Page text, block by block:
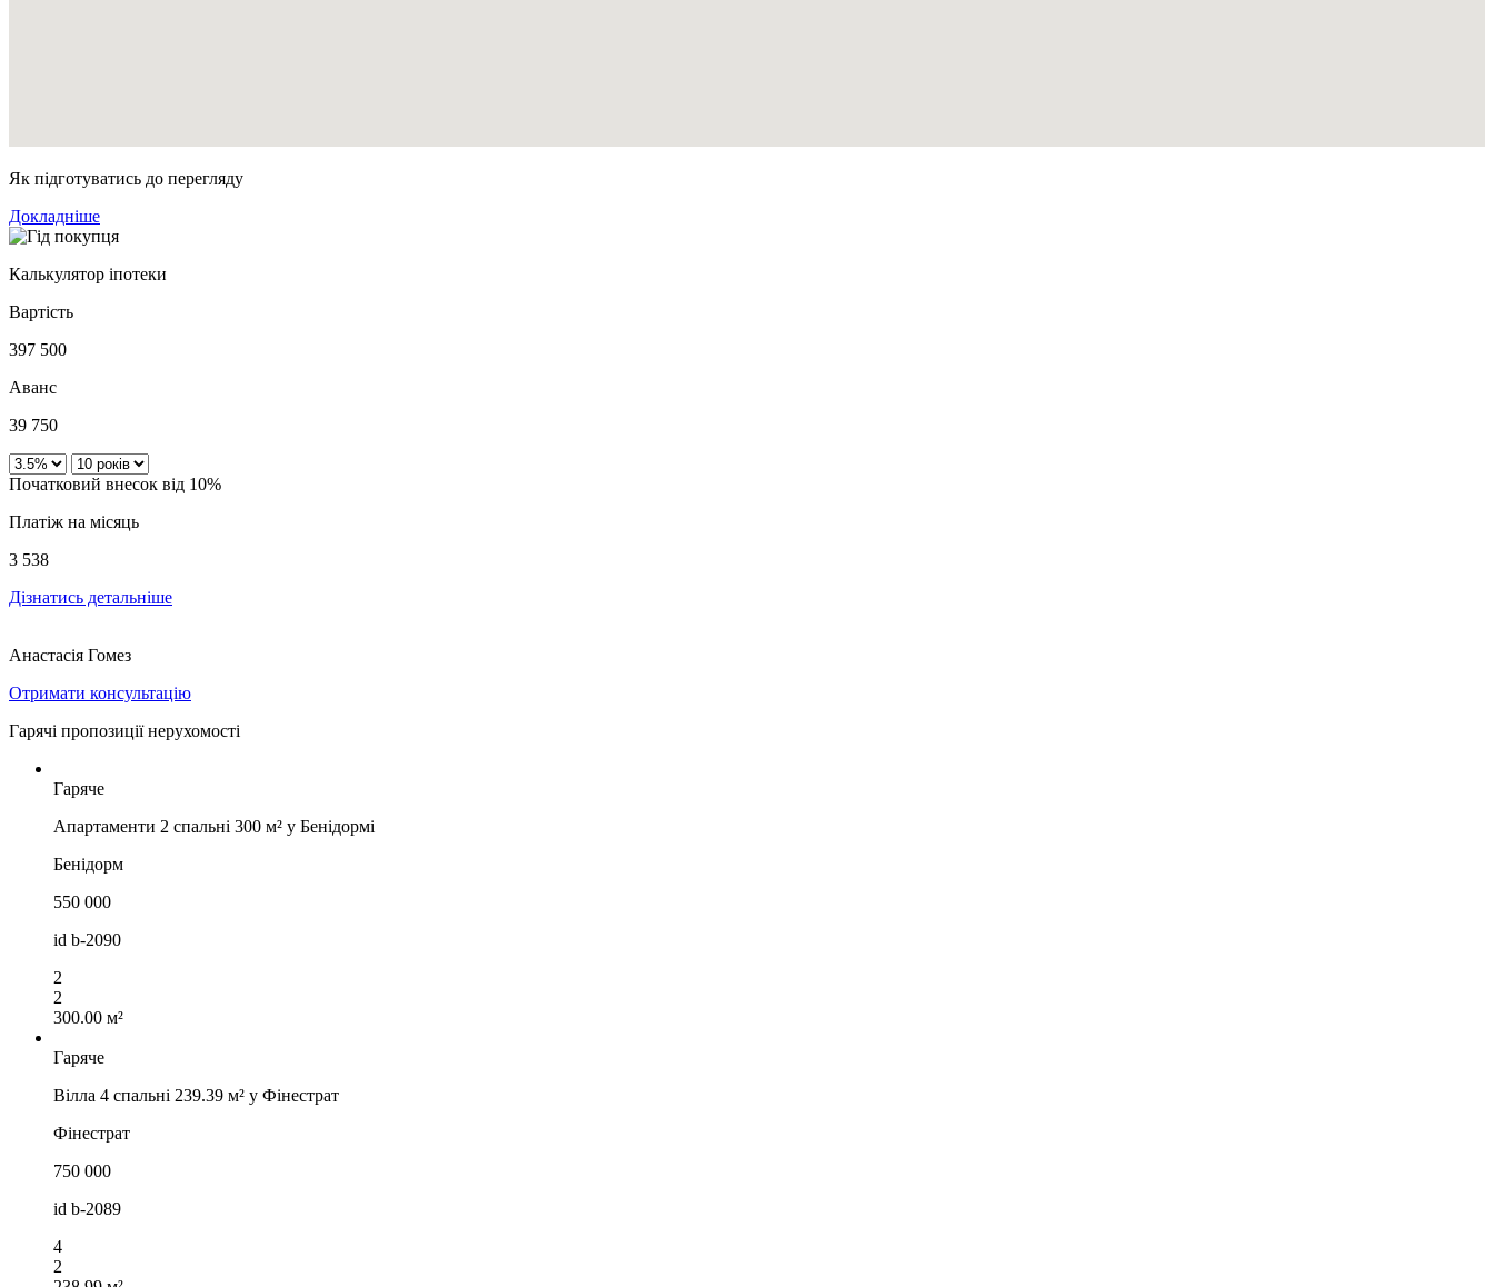
Як підготуватись до перегляду
Докладніше
Калькулятор іпотеки
Вартість
397 500
Аванс
39 750
Початковий внесок від 10%
Платіж на місяць
3 538
Дізнатись детальніше
Анастасія Гомез
Отримати консультацію
Гарячі пропозиції нерухомості
Гаряче
Апартаменти 2 спальні 300 м² у Бенідормі
Бенідорм
550 000
id b-2090
2
2
300.00 м²
Гаряче
Вілла 4 спальні 239.39 м² у Фінестрат
Фінестрат
750 000
id b-2089
4
2